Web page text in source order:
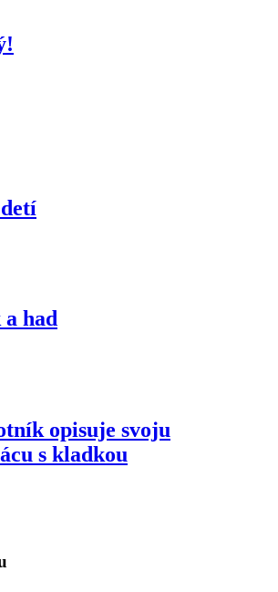
had
opisuje svoju
s kladkou